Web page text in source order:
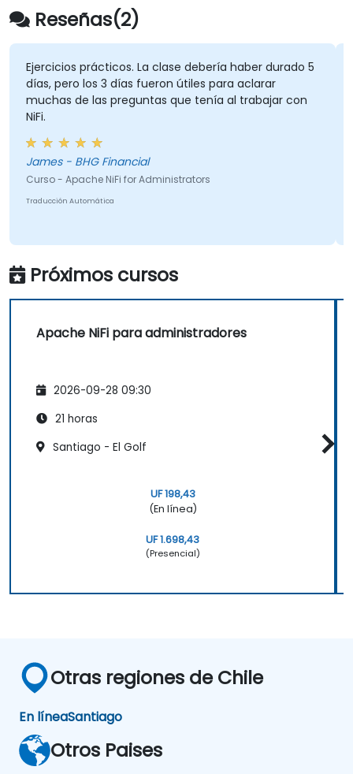
Reseñas(2)
Ejercicios prácticos. La clase debería haber durado 5
días, pero los 3 días fueron útiles para aclarar
muchas de las preguntas que tenía al trabajar con
NiFi.
James - BHG Financial
Curso - Apache NiFi for Administrators
Traducción Automática
Próximos cursos
Apache NiFi para administradores
2026-09-28 09:30
21 horas
Santiago - El Golf
UF 198,43
(En línea)
UF 1.698,43
(Presencial)
Otras regiones de Chile
En líneaSantiago
Otros Paises